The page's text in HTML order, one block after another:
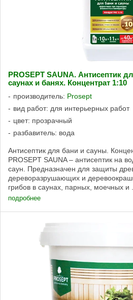
PROSEPT SAUNA. Антисептик
саунах и банях. Концентрат 1:10
производитель: Prosept
вид работ: для интерьерных работ
цвет: прозрачный
разбавитель: вода
Антисептик для бани и сауны.
PROSEPT SAUNA – антисептик на
саун. Предназначен для защиты
дереворазрушающих и
грибов в саунах, парных, моечных и ...
подробнее